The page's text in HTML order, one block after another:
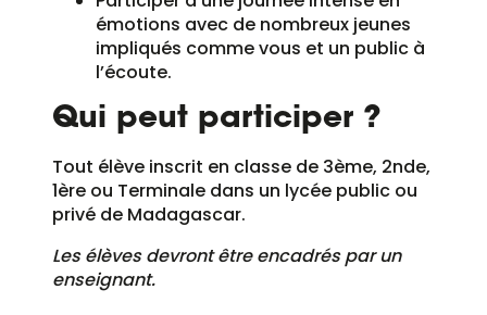
émotions avec de nombreux jeunes
impliqués comme vous et un public à
l’écoute.
Qui peut participer ?
Tout élève inscrit en classe de 3ème, 2nde,
1ère ou Terminale dans un lycée public ou
privé de Madagascar.
Les élèves devront être encadrés par un
enseignant.